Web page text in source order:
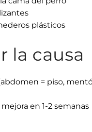
plásticos
la causa
= piso,
en 1-2 semanas